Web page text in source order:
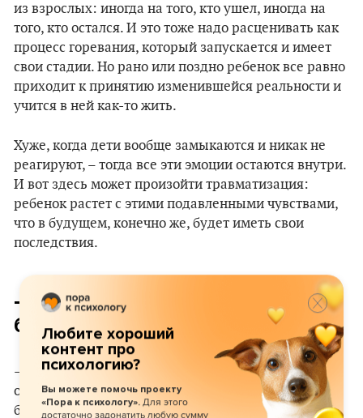
из взрослых: иногда на того, кто ушел, иногда на
того, кто остался. И это тоже надо расценивать как
процесс горевания, который запускается и имеет
свои стадии. Но рано или поздно ребенок все равно
приходит к принятию изменившейся реальности и
учится в ней как-то жить.
Хуже, когда дети вообще замыкаются и никак не
реагируют, – тогда все эти эмоции остаются внутри.
И вот здесь может произойти травматизация:
ребенок растет с этими подавленными чувствами,
что в будущем, конечно же, будет иметь свои
последствия.
– А какие последствия могут
быть?
– Развод – это всегда травматичное событие, но
однозначно сказать, как именно он отразится в
будущем, невозможно. Все зависит от того, как
Любите хороший
контент про
психологию?
Вы можете помочь проекту
«Пора к психологу». Для этого
достаточно задонатить любую сумму